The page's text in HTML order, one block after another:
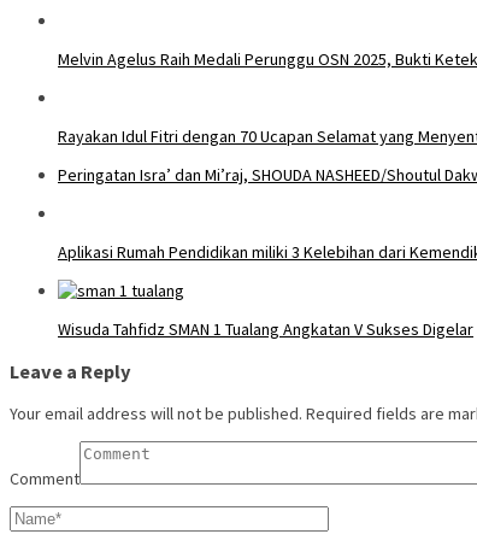
Melvin Agelus Raih Medali Perunggu OSN 2025, Bukti
Rayakan Idul Fitri dengan 70 Ucapan Selamat yang
Peringatan Isra’ dan Mi’raj, SHOUDA NASHEED/Shoutul
Aplikasi Rumah Pendidikan miliki 3 Kelebihan dari
Wisuda Tahfidz SMAN 1 Tualang Angkatan V Sukses Digelar
Leave a Reply
Your email address will not be published. Required fields are
Comment